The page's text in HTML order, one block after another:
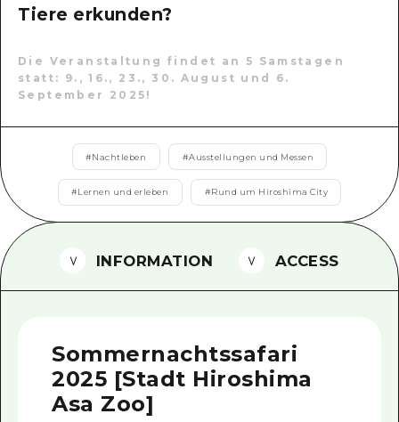
Videos von Hiroshima
FAQs
Transportinformationen bei
Tiere erkunden?
Die Veranstaltung findet an 5 Samstagen
statt: 9., 16., 23., 30. August und 6.
September 2025!
#Nachtleben #Ausstellungen und Messen
#Lernen und erleben #Rund um Hiroshima City
INFORMATION ACCESS
Sommernachtssafari
2025 [Stadt Hiroshima
Asa Zoo]